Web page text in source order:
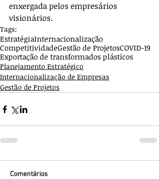
enxergada pelos empresários
visionários.
Tags:
EstratégiaInternacionalização
CompetitividadeGestão de ProjetosCOVID-19
Exportação de transformados plásticos
Planejamento Estratégico
Internacionalização de Empresas
Gestão de Projetos
Comentários